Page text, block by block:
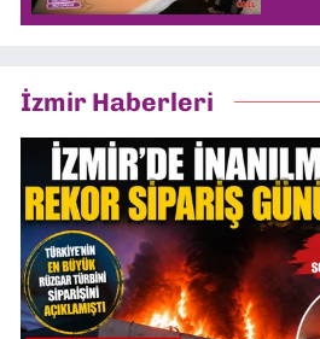
İzmir Haberleri